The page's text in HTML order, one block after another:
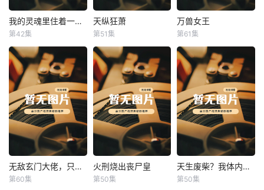
我的灵魂里住着一条龙 我的灵魂里住着一条龙
第42集
天纵狂萧
天纵狂萧
第51集
万兽女王
万兽女王
第61集
无敌玄门大佬，只听姐姐的话 无敌玄门大佬，只听姐姐的话
第60集
火刑烧出丧尸皇
火刑烧出丧尸皇
第50集
天生废柴？我体内有神血 天生废柴？我体内有神血
第50集